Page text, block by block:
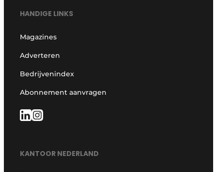
HANDIGE LINKS
Magazines
Adverteren
Bedrijvenindex
Abonnement aanvragen
KANTOOR NEDERLAND